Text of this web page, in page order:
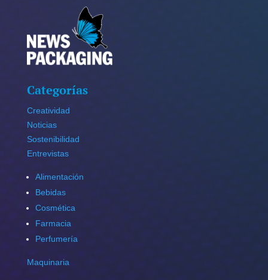
Categorías
Creatividad
Noticias
Sostenibilidad
Entrevistas
Alimentación
Bebidas
Cosmética
Farmacia
Perfumería
Maquinaria